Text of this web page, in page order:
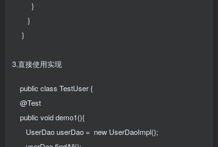
}
}
}
3.直接使用实现
public class TestUser {
@Test
public void demo1(){
UserDao userDao = new UserDaoImpl();